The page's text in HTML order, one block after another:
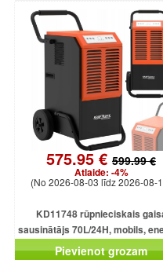
575.95 € 599.99 €
Atlaide: -4%
(No 2026-08-03 līdz 2026-08-
KD11748 rūpnieciskais
sausinātājs 70L/24H, mobils,
taupošs, 920W, 5.5L
Pievienot grozam